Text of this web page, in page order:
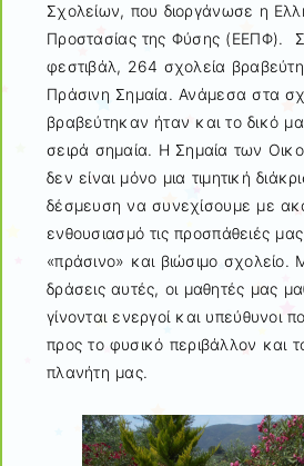
Σχολείων, που διοργάνωσε η
Προστασίας της Φύσης (ΕΕΠΦ).
φεστιβάλ, 264 σχολεία
Πράσινη Σημαία. Ανάμεσα στα
βραβεύτηκαν ήταν και το δικό
σειρά σημαία. Η Σημαία των
δεν είναι μόνο μια τιμητική
δέσμευση να συνεχίσουμε με
ενθουσιασμό τις προσπάθειές
«πράσινο» και βιώσιμο σχολείο.
δράσεις αυτές, οι μαθητές μας
γίνονται ενεργοί και υπεύθυνοι
προς το φυσικό περιβάλλον και
πλανήτη μας.